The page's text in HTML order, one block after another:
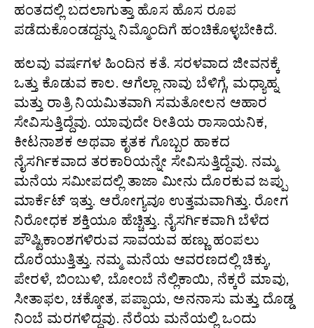
ಹಂತದಲ್ಲಿ ಬದಲಾಗುತ್ತಾ ಹೊಸ ಹೊಸ ರೂಪ
ಪಡೆದುಕೊಂಡದ್ದನ್ನು ನಿಮ್ಮೊಂದಿಗೆ ಹಂಚಿಕೊಳ್ಳಬೇಕಿದೆ.
ಹಲವು ವರ್ಷಗಳ ಹಿಂದಿನ ಕತೆ. ಸರಳವಾದ ಜೀವನಕ್ಕೆ
ಒತ್ತು ಕೊಡುವ ಕಾಲ. ಆಗೆಲ್ಲಾ ನಾವು ಬೆಳಿಗ್ಗೆ, ಮಧ್ಯಾಹ್ನ
ಮತ್ತು ರಾತ್ರಿ ನಿಯಮಿತವಾಗಿ ಸಮತೋಲನ ಆಹಾರ
ಸೇವಿಸುತ್ತಿದ್ದೆವು. ಯಾವುದೇ ರೀತಿಯ ರಾಸಾಯನಿಕ,
ಕೀಟನಾಶಕ ಅಥವಾ ಕೃತಕ ಗೊಬ್ಬರ ಹಾಕದ
ನೈಸರ್ಗಿಕವಾದ ತರಕಾರಿಯನ್ನೇ ಸೇವಿಸುತ್ತಿದ್ದೆವು. ನಮ್ಮ
ಮನೆಯ ಸಮೀಪದಲ್ಲಿ ತಾಜಾ ಮೀನು ದೊರಕುವ ಜಪ್ಪು
ಮಾರ್ಕೆಟ್ ಇತ್ತು. ಆರೋಗ್ಯವೂ ಉತ್ತಮವಾಗಿತ್ತು. ರೋಗ
ನಿರೋಧಕ ಶಕ್ತಿಯೂ ಹೆಚ್ಚಿತ್ತು. ನೈಸರ್ಗಿಕವಾಗಿ ಬೆಳೆದ
ಪೌಷ್ಟಿಕಾಂಶಗಳಿರುವ ಸಾವಯವ ಹಣ್ಣು ಹಂಪಲು
ದೊರೆಯುತ್ತಿತ್ತು. ನಮ್ಮ ಮನೆಯ ಆವರಣದಲ್ಲಿ ಚಿಕ್ಕು,
ಪೇರಳೆ, ಬಿಂಬುಳಿ, ಬೋಂಬೆ ನೆಲ್ಲಿಕಾಯಿ, ನೆಕ್ಕರೆ ಮಾವು,
ಸೀತಾಫಲ, ಚಕ್ಕೋತ, ಪಪ್ಪಾಯ, ಅನನಾಸು ಮತ್ತು ದೊಡ್ಡ
ನಿಂಬೆ ಮರಗಳಿದ್ದವು. ನೆರೆಯ ಮನೆಯಲ್ಲಿ ಒಂದು